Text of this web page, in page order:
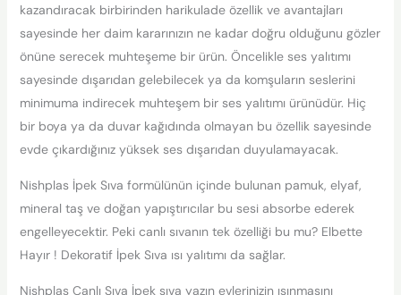
kazandıracak birbirinden harikulade özellik ve avantajları
sayesinde her daim kararınızın ne kadar doğru olduğunu gözler
önüne serecek muhteşeme bir ürün. Öncelikle ses yalıtımı
sayesinde dışarıdan gelebilecek ya da komşuların seslerini
minimuma indirecek muhteşem bir ses yalıtımı ürünüdür. Hiç
bir boya ya da duvar kağıdında olmayan bu özellik sayesinde
evde çıkardığınız yüksek ses dışarıdan duyulamayacak.
Nishplas İpek Sıva formülünün içinde bulunan pamuk, elyaf,
mineral taş ve doğan yapıştırıcılar bu sesi absorbe ederek
engelleyecektir. Peki canlı sıvanın tek özelliği bu mu? Elbette
Hayır ! Dekoratif İpek Sıva ısı yalıtımı da sağlar.
Nishplas Canlı Sıva İpek sıva yazın evlerinizin ısınmasını